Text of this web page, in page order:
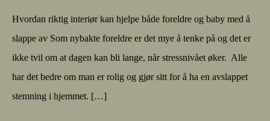
Hvordan riktig interiør kan hjelpe både foreldre og baby med å
slappe av Som nybakte foreldre er det mye å tenke på og det er
ikke tvil om at dagen kan bli lange, når stressnivået øker. Alle
har det bedre om man er rolig og gjør sitt for å ha en avslappet
stemning i hjemmet. […]